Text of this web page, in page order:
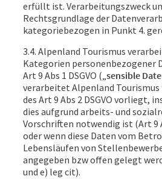
erfüllt ist. Verarbeitungszweck
Rechtsgrundlage der
kategoriebezogen in Punkt 4.
3.4. Alpenland Tourismus
Kategorien personenbezogener
Art 9 Abs 1 DSGVO („sensible
verarbeitet Alpenland Tourismus
des Art 9 Abs 2 DSGVO vorliegt,
dies aufgrund arbeits- und
Vorschriften notwendig ist (Art 9
oder wenn diese Daten vom
Lebensläufen von
angegeben bzw offen gelegt
und e) leg cit).